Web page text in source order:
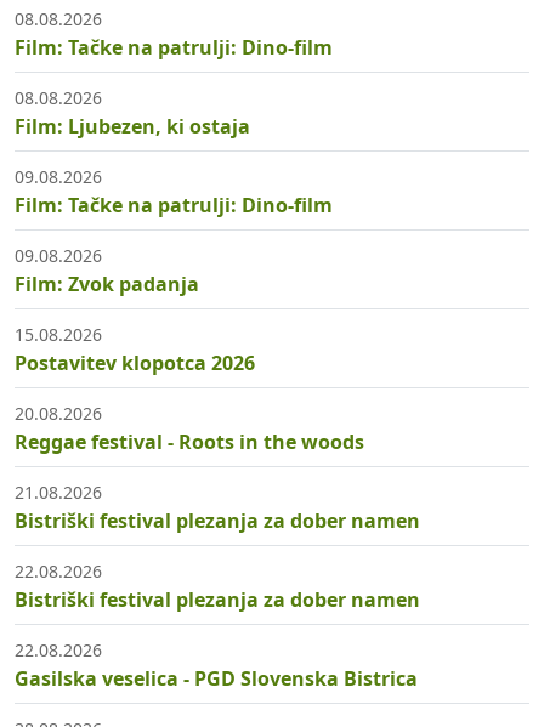
08.08.2026
Film: Tačke na patrulji: Dino-film
08.08.2026
Film: Ljubezen, ki ostaja
09.08.2026
Film: Tačke na patrulji: Dino-film
09.08.2026
Film: Zvok padanja
15.08.2026
Postavitev klopotca 2026
20.08.2026
Reggae festival - Roots in the woods
21.08.2026
Bistriški festival plezanja za dober namen
22.08.2026
Bistriški festival plezanja za dober namen
22.08.2026
Gasilska veselica - PGD Slovenska Bistrica